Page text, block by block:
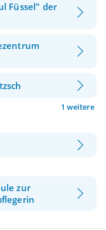
Füssel" der
1 weitere
zur